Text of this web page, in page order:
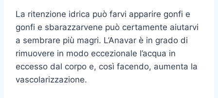
La ritenzione idrica può farvi apparire gonfi e
gonfi e sbarazzarvene può certamente aiutarvi
a sembrare più magri. L’Anavar è in grado di
rimuovere in modo eccezionale l’acqua in
eccesso dal corpo e, così facendo, aumenta la
vascolarizzazione.